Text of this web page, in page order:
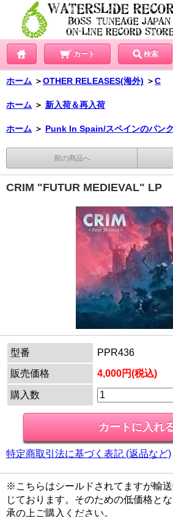
カート 検索
ホーム ＞OTHER RELEASES(海外) ＞C
ホーム ＞ 新入荷＆再入荷
ホーム ＞ Punk In Spain/スペインのパンク
前の商品へ
CRIM "FUTUR MEDIEVAL" LP
型番
PPR436
販売価格
4,000円(税込)
購入数
特定商取引法に基づく表記 (返品など)
※こちらはシールドされてますが輸
じております。そのための低価格と
承の上ご購入ください。